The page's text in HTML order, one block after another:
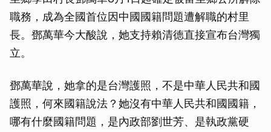
職務，成為全國首位因中國國籍問題遭解職的村里
長。鄧萬華今大酸說，她支持賴清德直接宣布台灣獨
立。
鄧萬華說，她拿的是台灣護照，不是中華人民共和國
護照，何來國籍說法？她沒有中華人民共和國國籍，
哪有什麼國籍問題，是內政部劉世芳、是執政黨硬